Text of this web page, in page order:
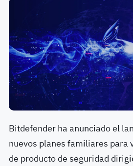
Bitdefender ha anunciado el
nuevos planes familiares para
de producto de seguridad